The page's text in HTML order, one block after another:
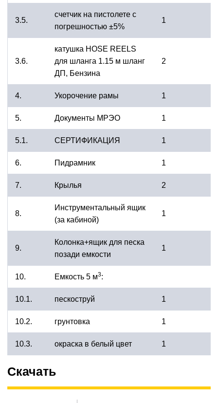
3.5.
счетчик на пистолете с
погрешностью ±5%
1
3.6.
катушка HOSE REЕLS
для шланга 1.15 м шланг
ДП, Бензина
2
4. Укорочение рамы 1
5. Документы МРЭО 1
5.1. СЕРТИФИКАЦИЯ 1
6. Пидрамник 1
7. Крылья 2
8.
Инструментальный ящик
(за кабиной)
1
9.
Колонка+ящик для песка
позади емкости
1
10. Емкость 5 м3:
10.1. пескоструй 1
10.2. грунтовка 1
10.3. окраска в белый цвет 1
Скачать